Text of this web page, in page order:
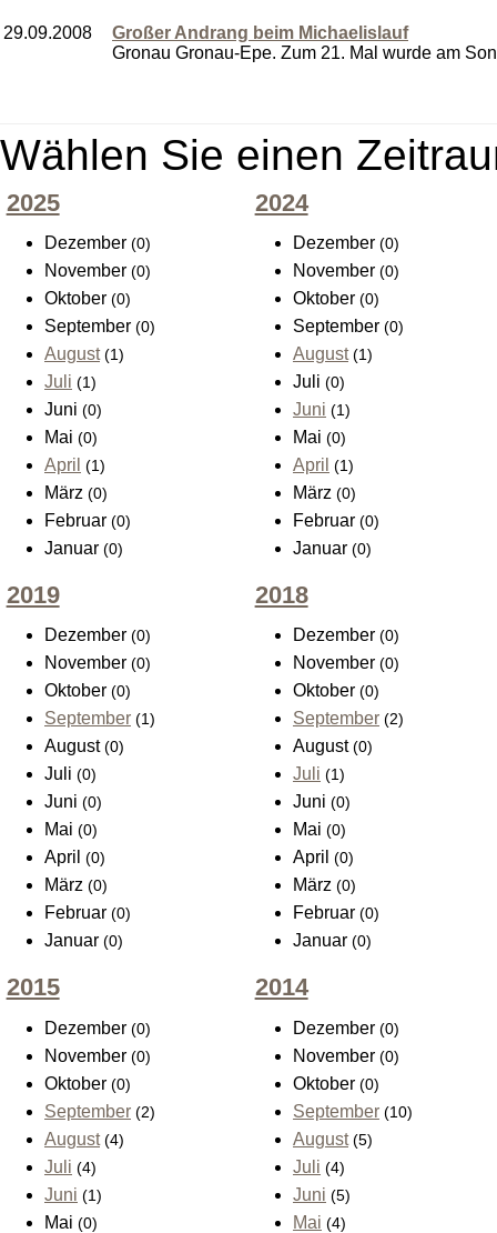
29.09.2008
Großer Andrang beim Michaelislauf
Gronau Gronau-Epe. Zum 21. Mal wurde am
Wählen Sie einen
2025
Dezember (0)
November (0)
Oktober (0)
September (0)
August (1)
Juli (1)
Juni (0)
Mai (0)
April (1)
März (0)
Februar (0)
Januar (0)
2024
Dezember(0)
November(0)
Oktober(0)
September(0)
August (1)
Juli(0)
Juni (1)
Mai(0)
April (1)
März(0)
Februar(0)
Januar(0)
2019
Dezember (0)
November (0)
Oktober (0)
September (1)
August (0)
Juli (0)
Juni (0)
Mai (0)
April (0)
März (0)
Februar (0)
Januar (0)
2018
Dezember(0)
November(0)
Oktober(0)
September (2)
August(0)
Juli (1)
Juni(0)
Mai(0)
April(0)
März(0)
Februar(0)
Januar(0)
2015
Dezember (0)
November (0)
Oktober (0)
September (2)
August (4)
Juli (4)
Juni (1)
Mai (0)
2014
Dezember(0)
November(0)
Oktober(0)
September (10)
August (5)
Juli (4)
Juni (5)
Mai (4)